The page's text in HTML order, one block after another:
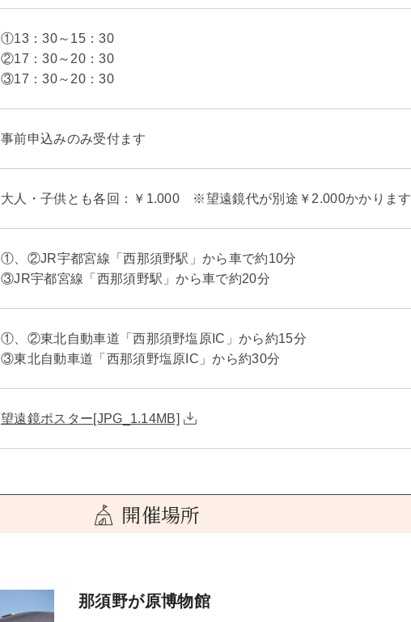
①13：30～15：30
②17：30～20：30
③17：30～20：30
事前申込みのみ受付ます
大人・子供とも各回：￥1.000 ※望遠鏡代が別途￥2.000かかります
①、②JR宇都宮線「西那須野駅」から車で約10分
③JR宇都宮線「西那須野駅」から車で約20分
①、②東北自動車道「西那須野塩原IC」から約15分
③東北自動車道「西那須野塩原IC」から約30分
望遠鏡ポスター[JPG_1.14MB]
開催場所
那須野が原博物館